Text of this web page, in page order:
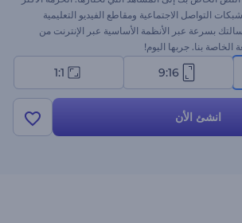
التواصل الاجتماعية ومقاطع الفيديو التعليمية
بسرعة عبر الأنظمة الأساسية عبر الإنترنت من
بنا. جربها اليوم!
9:16
1:1
انشئ الأن